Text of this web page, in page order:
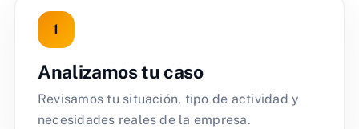
Analizamos tu caso
Revisamos tu situación, tipo de actividad y
necesidades reales de la empresa.